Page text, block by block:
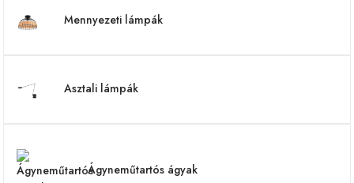
Mennyezeti lámpák
Asztali lámpák
Ágyneműtartós ágyak